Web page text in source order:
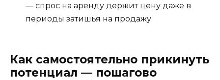
— спрос на аренду держит цену даже в
периоды затишья на продажу.
Как самостоятельно прикинуть
потенциал — пошагово